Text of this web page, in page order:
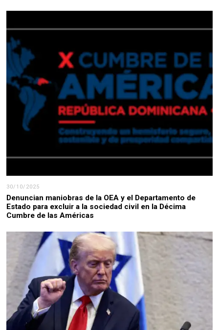
30/10/2025
Denuncian maniobras de la OEA y el Departamento de
Estado para excluir a la sociedad civil en la Décima
Cumbre de las Américas